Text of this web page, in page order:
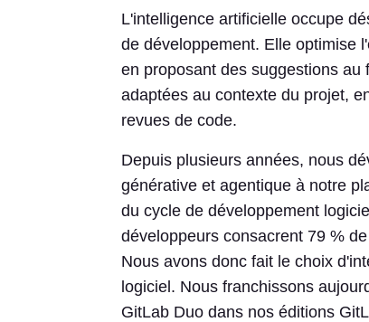
L'intelligence artificielle occupe
de développement. Elle optimise
en proposant des suggestions
adaptées au contexte du projet,
revues de code.
Depuis plusieurs années, nous
générative et agentique à notre
du cycle de développement
développeurs consacrent 79 %
Nous avons donc fait le choix
logiciel. Nous franchissons
GitLab Duo dans nos éditions